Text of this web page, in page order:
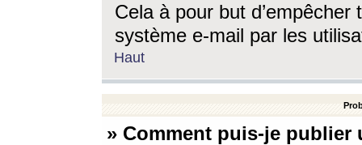
Cela à pour but
système e-mail par les
Haut
» Comment puis-je